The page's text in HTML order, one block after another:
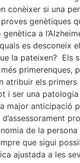
conèixer si una
genètiques
a
es desconeix
la pateixen? Els
els
i ser una
major anticipació
de la persona
que sigui
ajustada a les